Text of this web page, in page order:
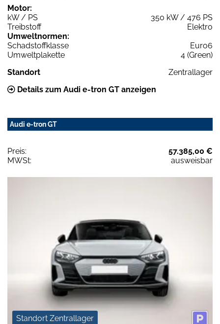
Motor:
kW / PS
350 kW / 476 PS
Treibstoff
Elektro
Umweltnormen:
Schadstoffklasse
Euro6
Umweltplakette
4 (Green)
Standort
Zentrallager
Details zum Audi e-tron GT anzeigen
Audi e-tron GT
Preis:
57.385,00 €
MWSt:
ausweisbar
Standort Zentrallager